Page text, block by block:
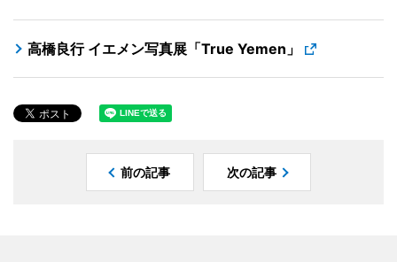
高橋良行 イエメン写真展「True Yemen」
前の記事 次の記事